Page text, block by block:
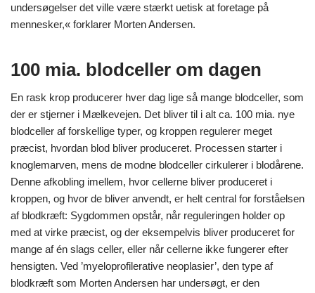
undersøgelser det ville være stærkt uetisk at foretage på
mennesker,« forklarer Morten Andersen.
100 mia. blodceller om dagen
En rask krop producerer hver dag lige så mange blodceller, som
der er stjerner i Mælkevejen. Det bliver til i alt ca. 100 mia. nye
blodceller af forskellige typer, og kroppen regulerer meget
præcist, hvordan blod bliver produceret. Processen starter i
knoglemarven, mens de modne blodceller cirkulerer i blodårene.
Denne afkobling imellem, hvor cellerne bliver produceret i
kroppen, og hvor de bliver anvendt, er helt central for forståelsen
af blodkræft: Sygdommen opstår, når reguleringen holder op
med at virke præcist, og der eksempelvis bliver produceret for
mange af én slags celler, eller når cellerne ikke fungerer efter
hensigten. Ved ’myeloprofilerative neoplasier’, den type af
blodkræft som Morten Andersen har undersøgt, er den